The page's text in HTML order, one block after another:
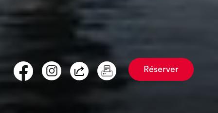
Réserver